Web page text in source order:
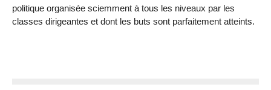
politique organisée sciemment à tous les niveaux par les
classes dirigeantes et dont les buts sont parfaitement atteints.